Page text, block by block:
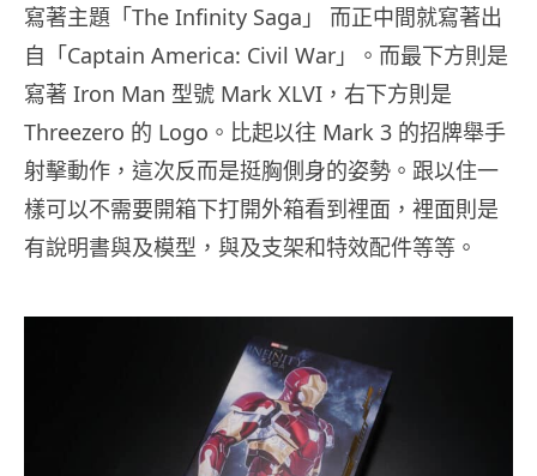
寫著主題「The Infinity Saga」 而正中間就寫著出
自「Captain America: Civil War」。而最下方則是
寫著 Iron Man 型號 Mark XLVI，右下方則是
Threezero 的 Logo。比起以往 Mark 3 的招牌舉手
射擊動作，這次反而是挺胸側身的姿勢。跟以住一
樣可以不需要開箱下打開外箱看到裡面，裡面則是
有說明書與及模型，與及支架和特效配件等等。